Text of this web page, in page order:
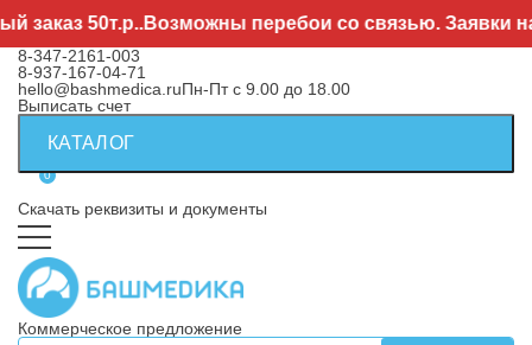
50т.р..Возможны перебои со связью. Заявки
8-347-2161-003
8-937-167-04-71
hello@bashmedica.ruПн-Пт с 9.00 до 18.00
Выписать счет
КАТАЛОГ
0
Скачать реквизиты и документы
Коммерческое предложение